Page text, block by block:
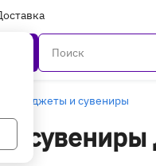
гаджеты и сувениры